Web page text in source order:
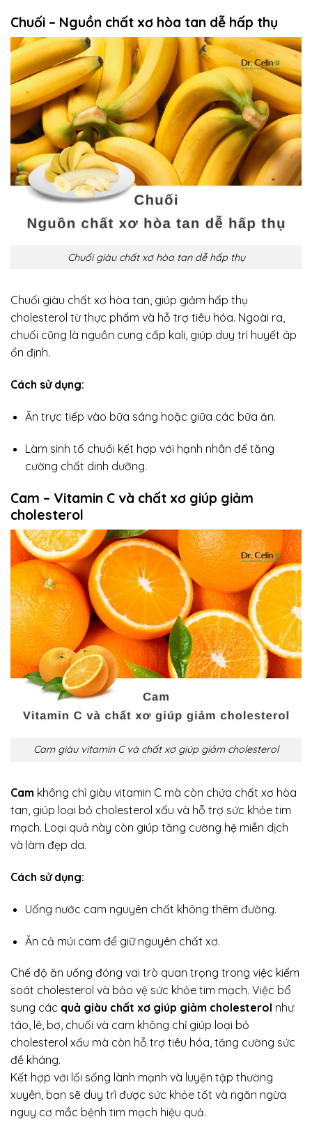
Chuối – Nguồn chất xơ hòa tan dễ hấp thụ
Chuối giàu chất xơ hòa tan dễ hấp thụ
Chuối giàu chất xơ hòa tan, giúp giảm hấp thụ
cholesterol từ thực phẩm và hỗ trợ tiêu hóa. Ngoài ra,
chuối cũng là nguồn cung cấp kali, giúp duy trì huyết áp
ổn định.
Cách sử dụng:
Ăn trực tiếp vào bữa sáng hoặc giữa các bữa ăn.
Làm sinh tố chuối kết hợp với hạnh nhân để tăng
cường chất dinh dưỡng.
Cam – Vitamin C và chất xơ giúp giảm
cholesterol
Cam giàu vitamin C và chất xơ giúp giảm cholesterol
Cam không chỉ giàu vitamin C mà còn chứa chất xơ hòa
tan, giúp loại bỏ cholesterol xấu và hỗ trợ sức khỏe tim
mạch. Loại quả này còn giúp tăng cường hệ miễn dịch
và làm đẹp da.
Cách sử dụng:
Uống nước cam nguyên chất không thêm đường.
Ăn cả múi cam để giữ nguyên chất xơ.
Chế độ ăn uống đóng vai trò quan trọng trong việc kiểm
soát cholesterol và bảo vệ sức khỏe tim mạch. Việc bổ
sung các quả giàu chất xơ giúp giảm cholesterol như
táo, lê, bơ, chuối và cam không chỉ giúp loại bỏ
cholesterol xấu mà còn hỗ trợ tiêu hóa, tăng cường sức
đề kháng.
Kết hợp với lối sống lành mạnh và luyện tập thường
xuyên, bạn sẽ duy trì được sức khỏe tốt và ngăn ngừa
nguy cơ mắc bệnh tim mạch hiệu quả.